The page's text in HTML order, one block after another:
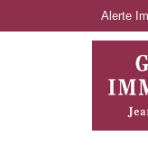
Alerte